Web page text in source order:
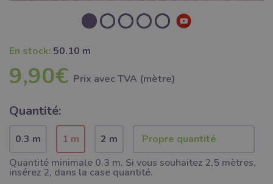
En stock: 50.10 m
9,90€ Prix ​​avec TVA (mètre)
Quantité:
0.3 m 1 m
2 m
Quantité minimale 0.3 m. Si vous souhaitez 2,5 mètres,
insérez 2, dans la case quantité.